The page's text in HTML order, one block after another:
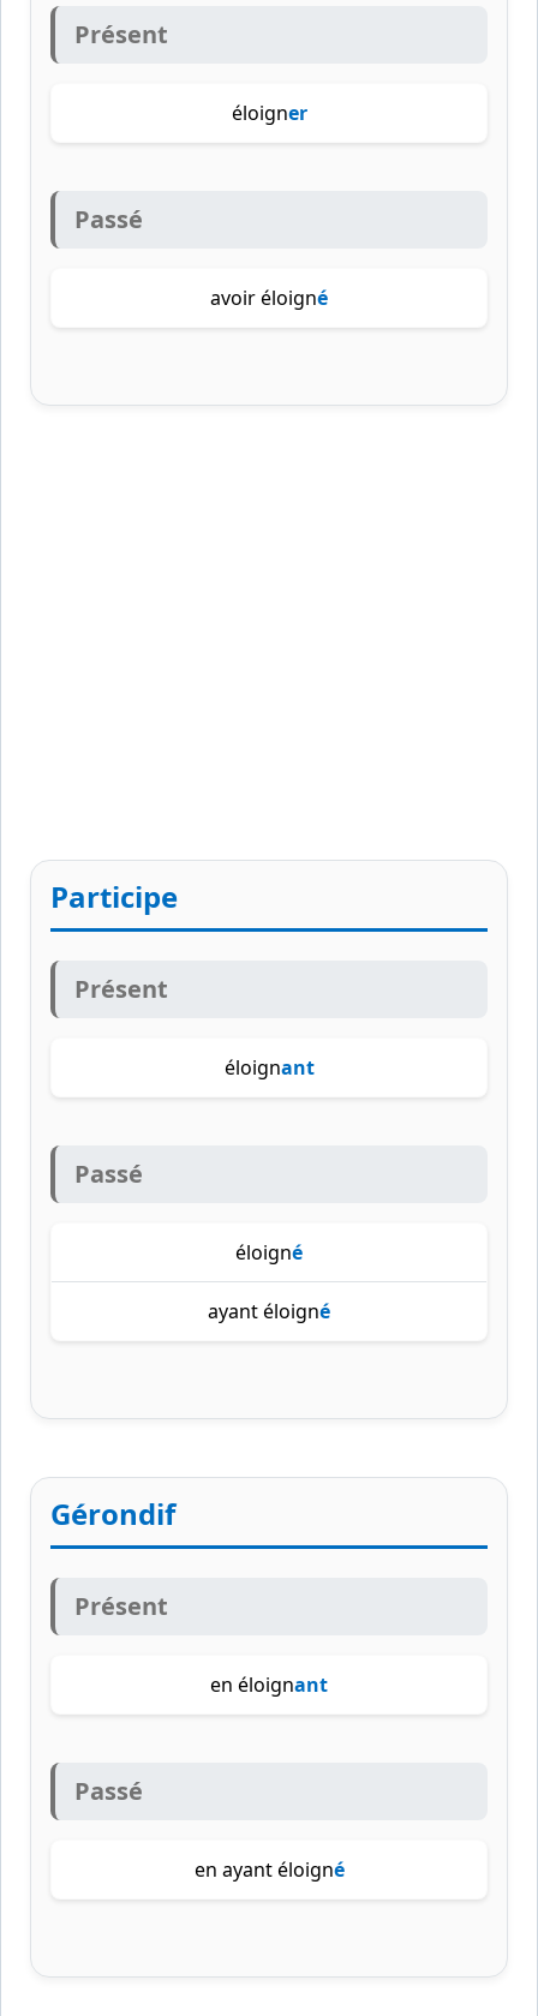
Présent
éloigner
Passé
avoir éloigné
Participe
Présent
éloignant
Passé
éloigné
ayant éloigné
Gérondif
Présent
en éloignant
Passé
en ayant éloigné